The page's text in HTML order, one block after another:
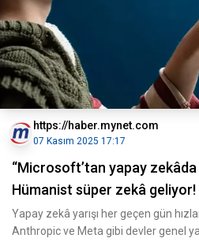
https://haber.mynet.com
07 Kasım 2025 17:17
“Microsoft’tan yapay
Hümanist süper zekâ geliyor!
Yapay zekâ yarışı her geçen gün
Anthropic ve Meta gibi devler genel